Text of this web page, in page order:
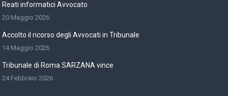
Reati informatici Avvocato
20 Maggio 2026
Accolto il ricorso degli Avvocati in Tribunale
14 Maggio 2026
Tribunale di Roma SARZANA vince
24 Febbraio 2026